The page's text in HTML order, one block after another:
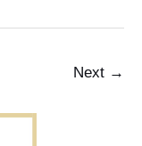
Next →